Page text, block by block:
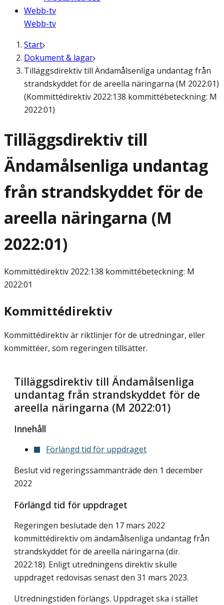
Webb-tv
Webb-tv
Start
Dokument & lagar
Tilläggsdirektiv till Ändamålsenliga undantag från
strandskyddet för de areella näringarna (M 2022:01)
(Kommittédirektiv 2022:138 kommittébeteckning: M
2022:01)
Tilläggsdirektiv till
Ändamålsenliga undantag
från strandskyddet för de
areella näringarna (M
2022:01)
Kommittédirektiv 2022:138 kommittébeteckning: M
2022:01
Kommittédirektiv
Kommittédirektiv är riktlinjer för de utredningar, eller
kommittéer, som regeringen tillsätter.
Tilläggsdirektiv till Ändamålsenliga
undantag från strandskyddet för de
areella näringarna (M 2022:01)
Innehåll
Förlängd tid för uppdraget
Beslut vid regeringssammanträde den 1 december
2022
Förlängd tid för uppdraget
Regeringen beslutade den 17 mars 2022
kommittédirektiv om ändamålsenliga undantag från
strandskyddet för de areella näringarna (dir.
2022:18). Enligt utredningens direktiv skulle
uppdraget redovisas senast den 31 mars 2023.
Utredningstiden förlängs. Uppdraget ska i stället